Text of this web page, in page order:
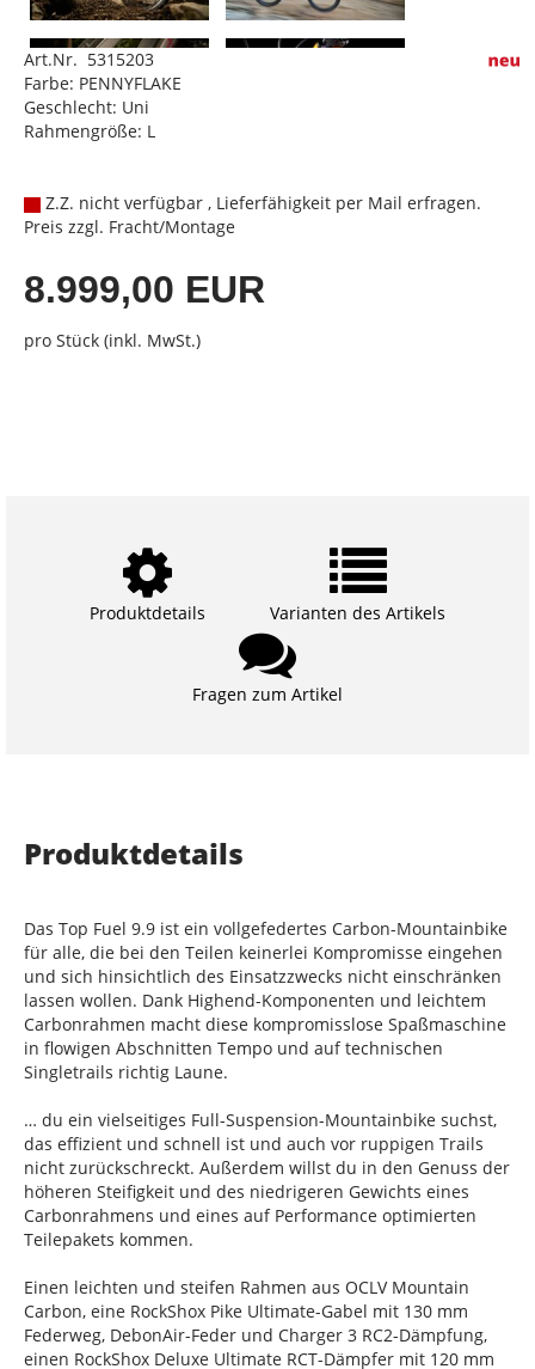
Art.Nr. 5315203
Farbe: PENNYFLAKE
Geschlecht: Uni
Rahmengröße: L
Z.Z. nicht verfügbar , Lieferfähigkeit per Mail erfragen.
Preis zzgl. Fracht/Montage
8.999,00 EUR
pro Stück (inkl. MwSt.)
Produktdetails Varianten des Artikels
Fragen zum Artikel
Produktdetails
Das Top Fuel 9.9 ist ein vollgefedertes Carbon-Mountainbike
für alle, die bei den Teilen keinerlei Kompromisse eingehen
und sich hinsichtlich des Einsatzzwecks nicht einschränken
lassen wollen. Dank Highend-Komponenten und leichtem
Carbonrahmen macht diese kompromisslose Spaßmaschine
in flowigen Abschnitten Tempo und auf technischen
Singletrails richtig Laune.
… du ein vielseitiges Full-Suspension-Mountainbike suchst,
das effizient und schnell ist und auch vor ruppigen Trails
nicht zurückschreckt. Außerdem willst du in den Genuss der
höheren Steifigkeit und des niedrigeren Gewichts eines
Carbonrahmens und eines auf Performance optimierten
Teilepakets kommen.
Einen leichten und steifen Rahmen aus OCLV Mountain
Carbon, eine RockShox Pike Ultimate-Gabel mit 130 mm
Federweg, DebonAir-Feder und Charger 3 RC2-Dämpfung,
einen RockShox Deluxe Ultimate RCT-Dämpfer mit 120 mm